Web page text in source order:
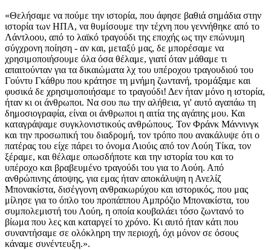
«Θελήσαμε να πούμε την ιστορία, που άφησε βαθιά σημάδια στην
ιστορία των ΗΠΑ, να θυμίσουμε την τέχνη που γεννήθηκε από το
Λάντλοου, από το λαϊκό τραγούδι της εποχής ως την επώνυμη
σύγχρονη ποίηση - αν και, μεταξύ μας, δε μπορέσαμε να
χρησιμοποιήσουμε όλα όσα θέλαμε, γιατί όταν μάθαμε τι
απαιτούνταν για τα δικαιώματα λχ του υπέροχου τραγουδιού του
Γούντυ Γκάθρυ που κράτησε τη μνήμη ζωντανή, τρομάξαμε και
φυσικά δε χρησιμοποιήσαμε το τραγούδι! Δεν ήταν μόνο η ιστορία,
ήταν κι οι άνθρωποι. Να σου πω την αλήθεια, γι' αυτό αγαπάω τη
δημοσιογραφία, είναι οι άνθρωποι η αιτία της αγάπης μου. Και
καταγράψαμε συγκλονιστικούς ανθρώπους. Τον Φράνκ Μάννινγκ
και την προσωπική του διαδρομή, τον τρόπο που ανακάλυψε ότι ο
πατέρας του είχε πάρει το όνομα Λιούις από τον Λούη Τίκα, τον
ξέραμε, και θέλαμε οπωσδήποτε και την ιστορία του και το
υπέροχο και βραβευμένο τραγούδι του για το Λούη. Από
ανθρώπινης άποψης, για εμας ήταν αποκάλυψη η Ανελίζ
Μπονακίστα, δισέγγονη ανθρακωρύχου και ιστορικός, που μας
μίλησε για το όπλο του προπάππου Αμπρόζιο Μπονακίστα, του
συμπολεμιστή του Λούη, η οποία κουβαλάει τόσο ζωντανό το
βίωμα που λες και καταργεί το χρόνο. Κι αυτό ήταν κάτι που
συναντήσαμε σε ολόκληρη την περιοχή, όχι μόνον σε όσους
κάναμε συνέντευξη.».